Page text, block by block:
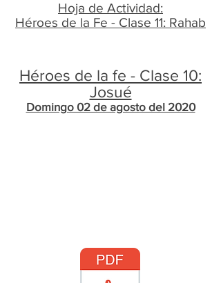
Hoja de Actividad:
​Héroes de la Fe - Clase 11: Rahab
Héroes de la fe - Clase 10:
Josué
Domingo 02 de agosto del 2020